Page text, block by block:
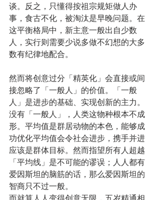
谈。反之，只懂得按祖宗规矩做人办
事，食古不化，被淘汰是早晚问题。在
这平衡格局中，新主意一般出自少数
人，实行则需要少说多做不幻想的大多
数有纪律地配合。
然而将创意过分「精英化」会直接或间
接忽略了「一般人」的价值。「一般
人」是进步的基础、实现创新的主力。
没有「一般人」，人类这物种根本不成
形。平均值是群居动物的本色，能够成
功优化平均值会令社会进步，携手并进
应该是群体目标。然而指望所有人超越
「平均线」是不可能的谬误；人人都有
爱因斯坦的脑筋的话，那么爱因斯坦的
智商只不过一般。